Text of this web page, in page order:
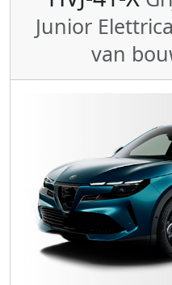
Junior
van